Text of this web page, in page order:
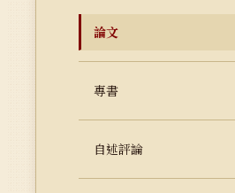
論文
專書
自述評論